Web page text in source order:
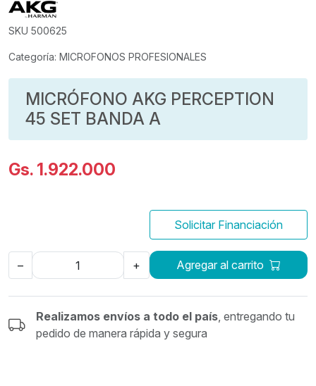
SKU 500625
Categoría: MICROFONOS PROFESIONALES
MICRÓFONO AKG PERCEPTION
45 SET BANDA A
Gs. 1.922.000
– +
Solicitar Financiación
Agregar al carrito
Realizamos envíos a todo el país, entregando tu
pedido de manera rápida y segura